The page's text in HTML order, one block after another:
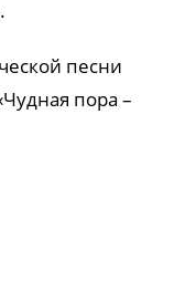
песни
пора –